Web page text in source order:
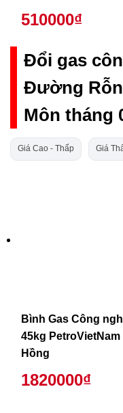
510000₫
Đổi gas
Đường
Môn tháng
Giá Cao - Thấp Giá
Bình Gas Công
45kg PetroVietNam
Hồng
1820000₫